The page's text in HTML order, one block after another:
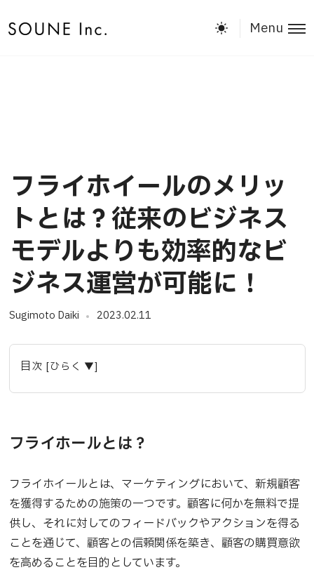
Menu
フライホイールのメリッ
トとは？従来のビジネス
モデルよりも効率的なビ
ジネス運営が可能に！
Sugimoto Daiki 2023.02.11
目次 [ひらく ▼]
フライホールとは？
フライホイールとは、マーケティングにおいて、新規顧客
を獲得するための施策の一つです。顧客に何かを無料で提
供し、それに対してのフィードバックやアクションを得る
ことを通じて、顧客との信頼関係を築き、顧客の購買意欲
を高めることを目的としています。